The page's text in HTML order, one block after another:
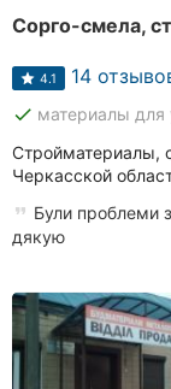
Сорго-смела,
4.1 14
done материалы для
Стройматериалы,
Черкасской
Були проблеми
дякую